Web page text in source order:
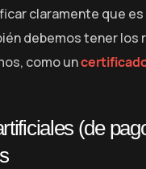
claramente que
debemos tener los
como un
(de